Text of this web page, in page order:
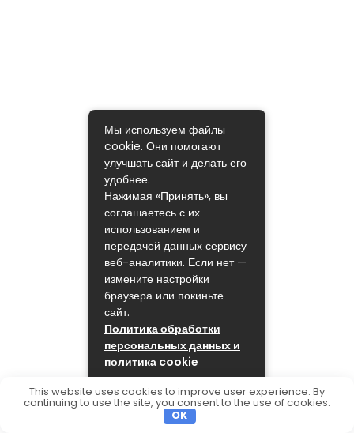
Мы используем файлы
cookie. Они помогают
улучшать сайт и делать его
удобнее.
Нажимая «Принять», вы
соглашаетесь с их
использованием и
передачей данных сервису
веб-аналитики. Если нет —
измените настройки
браузера или покиньте
сайт.
Политика обработки
персональных данных и
политика cookie
ПРИНЯТЬ
This website uses cookies to improve user experience. By
continuing to use the site, you consent to the use of cookies.
OK